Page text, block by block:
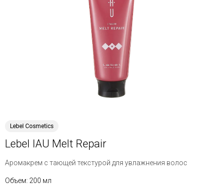
Lebel Cosmetics
Lebel IAU Melt Repair
Аромакрем с тающей текстурой для увлажнения волос
Объем: 200 мл